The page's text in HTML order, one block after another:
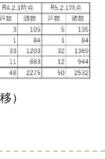
）